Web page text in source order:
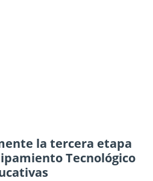
la tercera etapa
Tecnológico